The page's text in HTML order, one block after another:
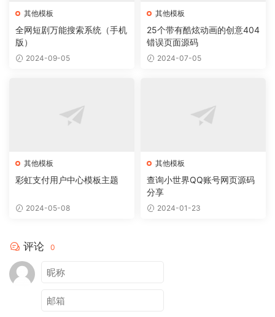
其他模板
全网短剧万能搜索系统（手机
版）
2024-09-05
其他模板
25个带有酷炫动画的创意404
错误页面源码
2024-07-05
其他模板
彩虹支付用户中心模板主题
2024-05-08
其他模板
查询小世界QQ账号网页源码
分享
2024-01-23
评论 0